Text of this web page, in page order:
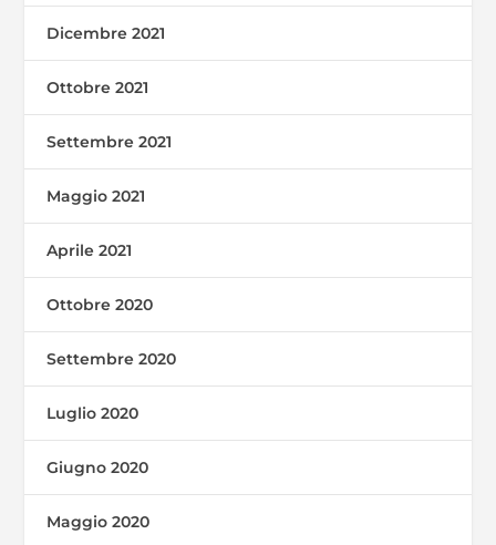
Dicembre 2021
Ottobre 2021
Settembre 2021
Maggio 2021
Aprile 2021
Ottobre 2020
Settembre 2020
Luglio 2020
Giugno 2020
Maggio 2020